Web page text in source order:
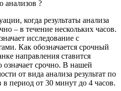
анализов ?
когда результаты анализа
– в течение нескольких часов.
исследование с
Как обозначается срочный
направления ставится
означает срочно. В нашей
от вида анализа результат по
период от 30 минут до 4 часов.